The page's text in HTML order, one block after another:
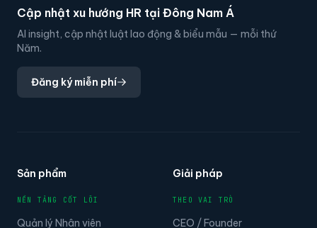
Cập nhật xu hướng HR tại Đông Nam Á
AI insight, cập nhật luật lao động & biểu mẫu — mỗi thứ
Năm.
Đăng ký miễn phí
Sản phẩm
NỀN TẢNG CỐT LÕI
Quản lý Nhân viên
Giải pháp
THEO VAI TRÒ
CEO / Founder